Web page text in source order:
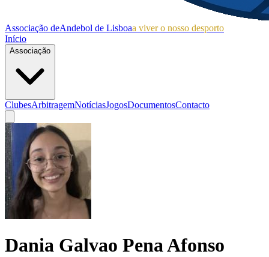
Associação deAndebol de Lisboaa viver o nosso desporto
Início
Associação
ClubesArbitragemNotíciasJogosDocumentosContacto
Dania Galvao Pena Afonso